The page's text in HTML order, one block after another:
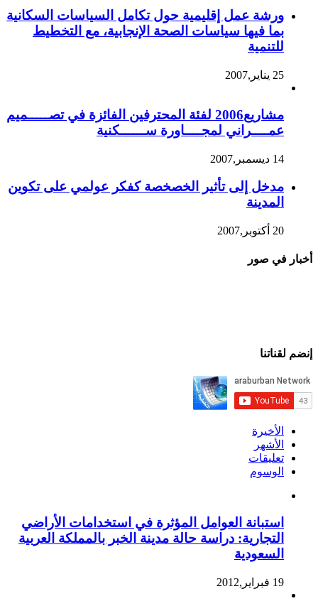
ورشة عمل إقليمية حول تكامل السياسات السكانية
بما فيها سياسات الصحة الإنجابية، مع التخطيط
للتنمية
25 يناير,2007
مشاريع2006 لفئة المحترفين الفائزة في تصـــــميم
عمــــراني لمجــــاورة ســــــكنية
14 ديسمبر,2007
مدخل إلى تأثير الخصخصة كفكر عولمي على تكوين
المدينة
20 أكتوبر,2007
أخبار في صور
إنضم لقناتنا
الأخيرة
الأشهر
تعليقات
الوسوم
استبانة العوامل المؤثرة في استخدامات الأراضي
التجارية: دراسة حالة مدينة الخبر بالمملكة العربية
السعودية
19 فبراير,2012